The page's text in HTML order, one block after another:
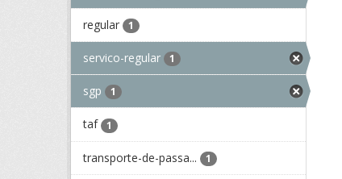
regular 1
servico-regular 1
sgp 1
taf 1
transporte-de-passa... 1